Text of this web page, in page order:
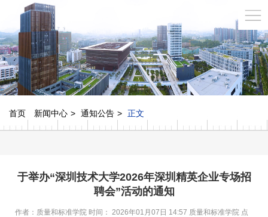
首页 新闻中心 通知公告 正文
于举办“深圳技术大学2026年深圳精英企业专场招
聘会”活动的通知
作者：质量和标准学院 时间： 2026年01月07日 14:57 质量和标准学院 点